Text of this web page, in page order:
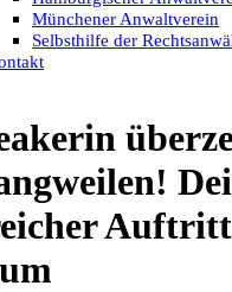
Münchener Anwaltverein
Selbsthilfe der